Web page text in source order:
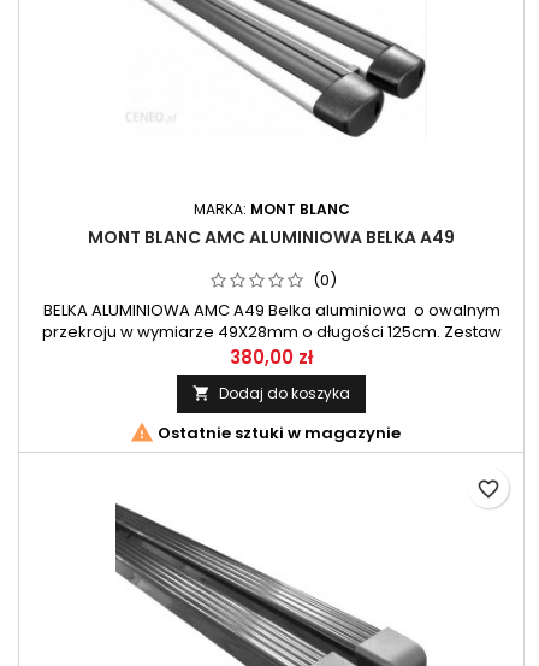
MARKA: MONT BLANC
MONT BLANC AMC ALUMINIOWA BELKA A49
(0)
BELKA ALUMINIOWA AMC A49 Belka aluminiowa o owalnym
przekroju w wymiarze 49X28mm o długości 125cm. Zestaw
belek przeznaczony do systemu AMC firmy Mont Blanc.
380,00 zł
 Dodaj do koszyka
 Ostatnie sztuki w magazynie
favorite_border